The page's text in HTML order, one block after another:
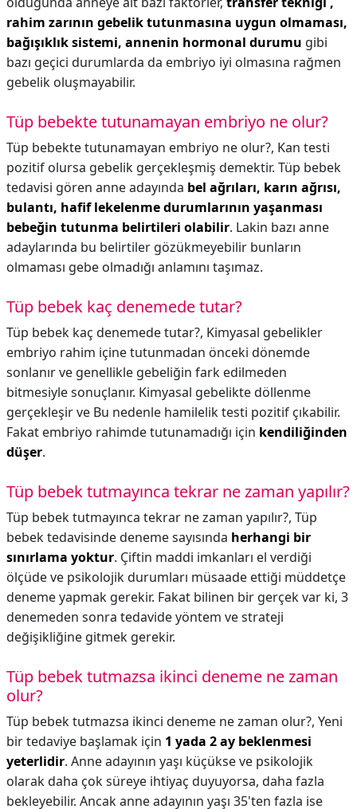
rahim zarının gebelik tutunmasına uygun olmaması,
bağışıklık sistemi, annenin hormonal durumu gibi
bazı geçici durumlarda da embriyo iyi olmasına rağmen
gebelik oluşmayabilir.
Tüp bebekte tutunamayan embriyo ne olur?
Tüp bebekte tutunamayan embriyo ne olur?, Kan testi
pozitif olursa gebelik gerçekleşmiş demektir. Tüp bebek
tedavisi gören anne adayında bel ağrıları, karın ağrısı,
bulantı, hafif lekelenme durumlarının yaşanması
bebeğin tutunma belirtileri olabilir. Lakin bazı anne
adaylarında bu belirtiler gözükmeyebilir bunların
olmaması gebe olmadığı anlamını taşımaz.
Tüp bebek kaç denemede tutar?
Tüp bebek kaç denemede tutar?, Kimyasal gebelikler
embriyo rahim içine tutunmadan önceki dönemde
sonlanır ve genellikle gebeliğin fark edilmeden
bitmesiyle sonuçlanır. Kimyasal gebelikte döllenme
gerçekleşir ve Bu nedenle hamilelik testi pozitif çıkabilir.
Fakat embriyo rahimde tutunamadığı için kendiliğinden
düşer.
Tüp bebek tutmayınca tekrar ne zaman yapılır?
Tüp bebek tutmayınca tekrar ne zaman yapılır?, Tüp
bebek tedavisinde deneme sayısında herhangi bir
sınırlama yoktur. Çiftin maddi imkanları el verdiği
ölçüde ve psikolojik durumları müsaade ettiği müddetçe
deneme yapmak gerekir. Fakat bilinen bir gerçek var ki, 3
denemeden sonra tedavide yöntem ve strateji
değişikliğine gitmek gerekir.
Tüp bebek tutmazsa ikinci deneme ne zaman
olur?
Tüp bebek tutmazsa ikinci deneme ne zaman olur?, Yeni
bir tedaviye başlamak için 1 yada 2 ay beklenmesi
yeterlidir. Anne adayının yaşı küçükse ve psikolojik
olarak daha çok süreye ihtiyaç duyuyorsa, daha fazla
bekleyebilir. Ancak anne adayının yaşı 35'ten fazla ise